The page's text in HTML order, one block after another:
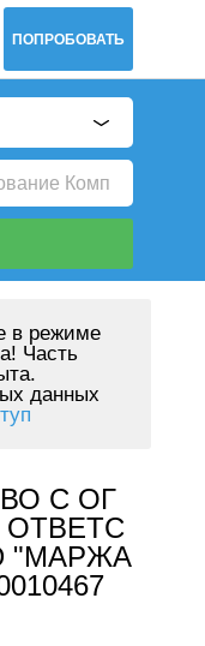
ПОПРОБОВАТЬ
в режиме
Часть
данных
С ОГ
"МАРЖА